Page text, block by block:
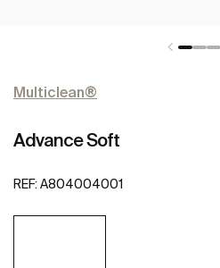
Multiclean®
Advance Soft
REF: A804004001